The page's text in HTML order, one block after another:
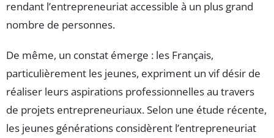
rendant l’entrepreneuriat accessible à un plus grand
nombre de personnes.
De même, un constat émerge : les Français,
particulièrement les jeunes, expriment un vif désir de
réaliser leurs aspirations professionnelles au travers
de projets entrepreneuriaux. Selon une étude récente,
les jeunes générations considèrent l’entrepreneuriat